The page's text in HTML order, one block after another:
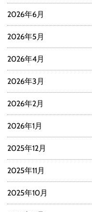
2026年6月
2026年5月
2026年4月
2026年3月
2026年2月
2026年1月
2025年12月
2025年11月
2025年10月